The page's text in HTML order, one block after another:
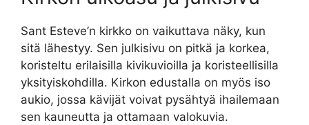
Sant Esteve’n kirkko on vaikuttava näky, kun
sitä lähestyy. Sen julkisivu on pitkä ja korkea,
koristeltu erilaisilla kivikuvioilla ja koristeellisilla
yksityiskohdilla. Kirkon edustalla on myös iso
aukio, jossa kävijät voivat pysähtyä ihailemaan
sen kauneutta ja ottamaan valokuvia.